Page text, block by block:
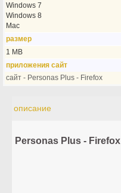
Windows 7
Windows 8
Mac
размер
1 MB
приложения сайт
сайт - Personas Plus - Firefox
описание
Personas Plus - Firefox